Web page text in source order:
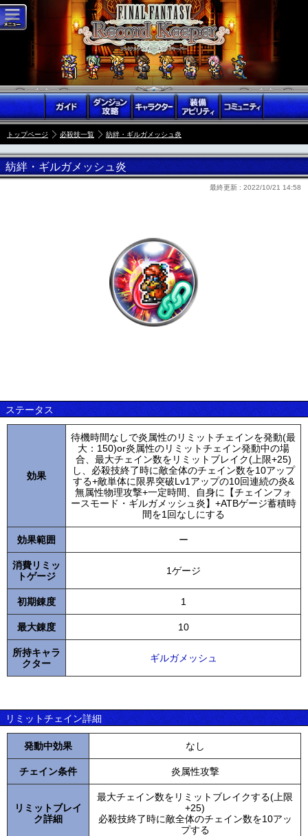
トップページ 必殺技一覧 紡絆・ギルガメッシュ炎
紡絆・ギルガメッシュ炎
最終更新 : 2022/10/21 14:58
ステータス
効果
待機時間なしで炎属性のリミットチェインを発動(最
大：150)or炎属性のリミットチェイン発動中の場
合、最大チェイン数をリミットブレイク(上限+25)
し、必殺技終了時に敵全体のチェイン数を10アップ
する+敵単体に限界突破Lv1アップの10回連続の炎&
無属性物理攻撃+一定時間、自身に【チェインフォ
ースモード・ギルガメッシュ炎】+ATBゲージ蓄積時
間を1回なしにする
効果範囲 ー
消費リミッ
トゲージ
1ゲージ
初期錬度 1
最大錬度 10
所持キャラ
クター
ギルガメッシュ
リミットチェイン詳細
発動中効果 なし
チェイン条件 炎属性攻撃
リミットブレイ
ク詳細
最大チェイン数をリミットブレイクする(上限
+25)
必殺技終了時に敵全体のチェイン数を10アッ
プする